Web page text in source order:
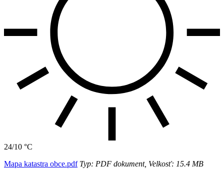
24/10 °C
Mapa katastra obce.pdfTyp: PDF dokument, Velkosť: 15.4 MB